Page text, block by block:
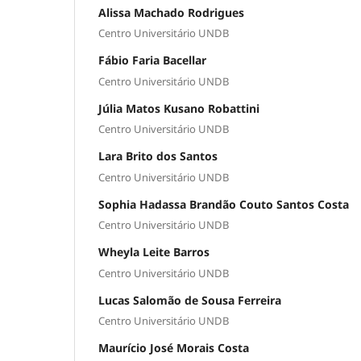
Alissa Machado Rodrigues
Centro Universitário UNDB
Fábio Faria Bacellar
Centro Universitário UNDB
Júlia Matos Kusano Robattini
Centro Universitário UNDB
Lara Brito dos Santos
Centro Universitário UNDB
Sophia Hadassa Brandão Couto Santos Costa
Centro Universitário UNDB
Wheyla Leite Barros
Centro Universitário UNDB
Lucas Salomão de Sousa Ferreira
Centro Universitário UNDB
Maurício José Morais Costa